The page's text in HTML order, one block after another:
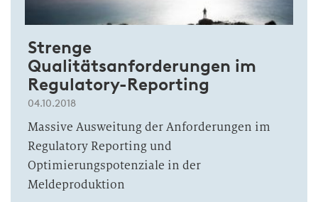
Strenge
Qualitätsanforderungen im
Regulatory-Reporting
04.10.2018
Massive Ausweitung der Anforderungen im
Regulatory Reporting und
Optimierungspotenziale in der
Meldeproduktion